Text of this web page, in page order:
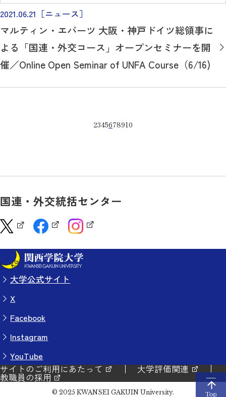
2021.06.21 ［ニュース］
マルティン・エバーツ 大阪・神戸ドイツ総領事に
よる「国連・外交コース」オープンセミナーを開
催／Online Open Seminar of UNFA Course（6/16)
2345678910
国連・外交統括センター
大学公式サイト
X
Facebook
Instagram
YouTube
サイトのご利用にあたって
大学評価関連
教職員の採用
© 2025 KWANSEI GAKUIN University.